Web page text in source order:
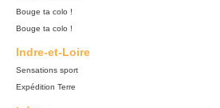
Bouge ta colo !
Bouge ta colo !
Indre-et-Loire
Sensations sport
Expédition Terre